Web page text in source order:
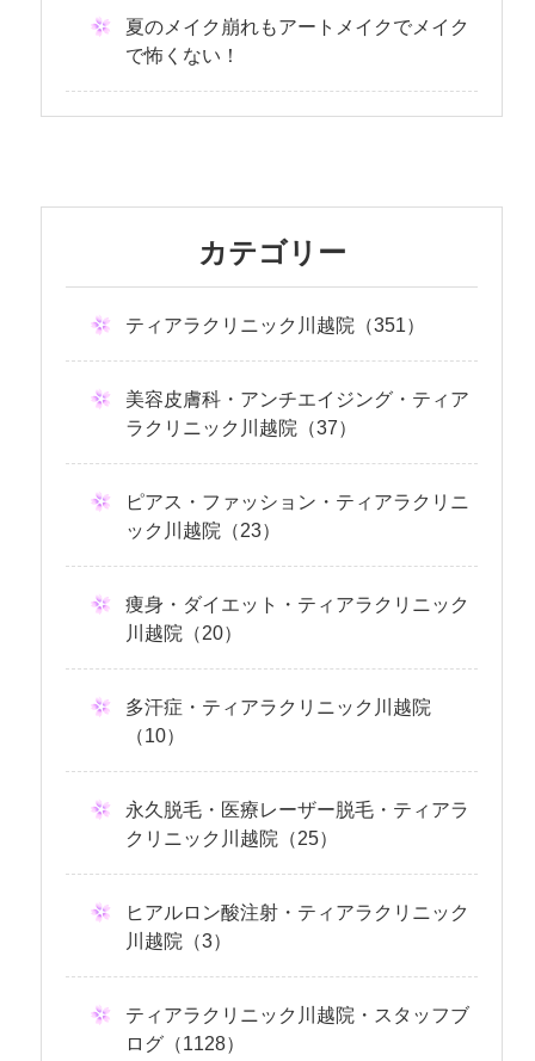
夏のメイク崩れもアートメイクでメイク
で怖くない！
カテゴリー
ティアラクリニック川越院（351）
美容皮膚科・アンチエイジング・ティア
ラクリニック川越院（37）
ピアス・ファッション・ティアラクリニ
ック川越院（23）
痩身・ダイエット・ティアラクリニック
川越院（20）
多汗症・ティアラクリニック川越院
（10）
永久脱毛・医療レーザー脱毛・ティアラ
クリニック川越院（25）
ヒアルロン酸注射・ティアラクリニック
川越院（3）
ティアラクリニック川越院・スタッフブ
ログ（1128）